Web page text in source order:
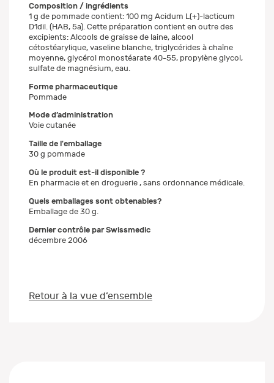
Composition / ingrédients
1 g de pommade contient: 100 mg Acidum L(+)-lacticum
D1dil. (HAB, 5a). Cette préparation contient en outre des
excipients: Alcools de graisse de laine, alcool
cétostéarylique, vaseline blanche, triglycérides à chaîne
moyenne, glycérol monostéarate 40-55, propylène glycol,
sulfate de magnésium, eau.
Forme pharmaceutique
Pommade
Mode d’administration
Voie cutanée
Taille de l'emballage
30 g pommade
Où le produit est-il disponible ?
En pharmacie et en droguerie , sans ordonnance médicale.
Quels emballages sont obtenables?
Emballage de 30 g.
Dernier contrôle par Swissmedic
décembre 2006
Retour à la vue d’ensemble